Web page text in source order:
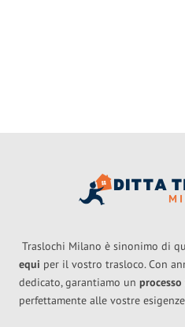
Traslochi Milano è sinonimo di
equi per il vostro trasloco. Con
dedicato, garantiamo un
perfettamente alle vostre